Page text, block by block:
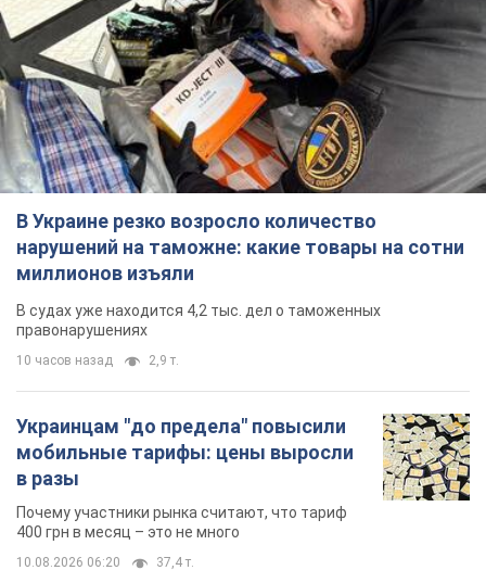
В Украине резко возросло количество
нарушений на таможне: какие товары на сотни
миллионов изъяли
В судах уже находится 4,2 тыс. дел о таможенных
правонарушениях
10 часов назад 2,9 т.
Украинцам "до предела" повысили
мобильные тарифы: цены выросли
в разы
Почему участники рынка считают, что тариф
400 грн в месяц – это не много
10.08.2026 06:20 37,4 т.